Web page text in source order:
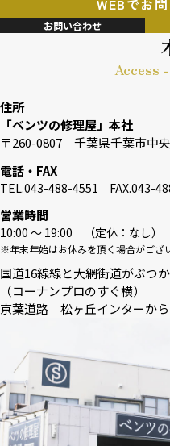
WEBでお
お問い合わせ
Access
住所
「ベンツの修理屋」本社
〒260-0807 千葉県千葉市中
電話・FAX
TEL.043-488-4551 FAX.043-
営業時間
10:00 〜 19:00 （定休：なし）
※年末年始はお休みを頂く場合がござ
国道16線線と大網街道がぶつ
（コーナンプロのすぐ横）
京葉道路 松ヶ丘インターか